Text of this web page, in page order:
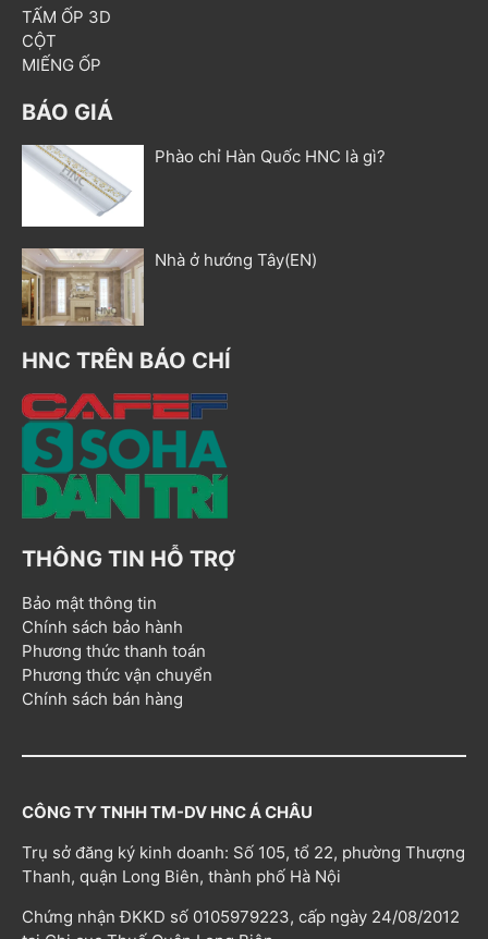
TẤM ỐP 3D
CỘT
MIẾNG ỐP
BÁO GIÁ
Phào chỉ Hàn Quốc HNC là gì?
Nhà ở hướng Tây(EN)
HNC TRÊN BÁO CHÍ
THÔNG TIN HỖ TRỢ
Bảo mật thông tin
Chính sách bảo hành
Phương thức thanh toán
Phương thức vận chuyển
Chính sách bán hàng
CÔNG TY TNHH TM-DV HNC Á CHÂU
Trụ sở đăng ký kinh doanh: Số 105, tổ 22, phường Thượng
Thanh, quận Long Biên, thành phố Hà Nội
Chứng nhận ĐKKD số 0105979223, cấp ngày 24/08/2012